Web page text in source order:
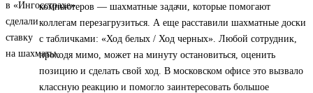
компьютеров — шахматные задачи, которые помогают
коллегам перезагрузиться. А еще расставили шахматные доски
с табличками: «Ход белых / Ход черных». Любой сотрудник,
проходя мимо, может на минуту остановиться, оценить
позицию и сделать свой ход. В московском офисе это вызвало
классную реакцию и помогло заинтересовать большое